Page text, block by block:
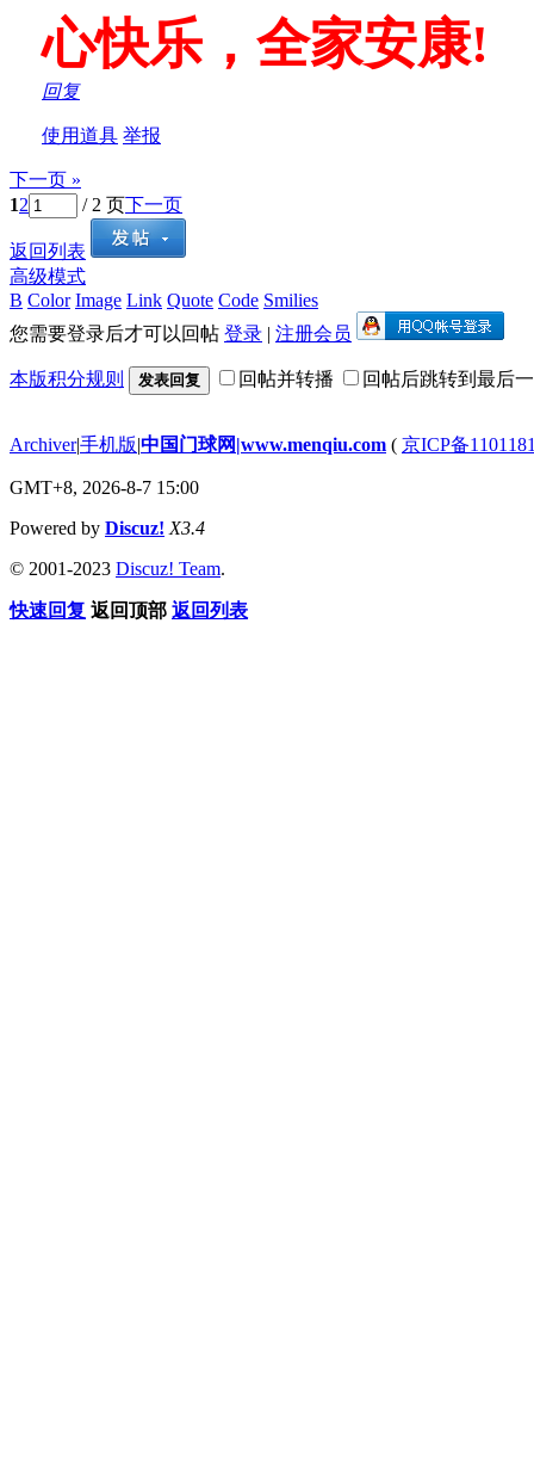
心快乐，全家安康!
回复
使用道具 举报
下一页 »
12 / 2 页下一页
返回列表
高级模式
B Color Image Link Quote Code Smilies
您需要登录后才可以回帖 登录 | 注册会员
本版积分规则 发表回复 回帖并转播 回帖后跳转到最后
Archiver|手机版|中国门球网|www.menqiu.com ( 京ICP备
GMT+8, 2026-8-7 15:00
Powered by Discuz! X3.4
© 2001-2023 Discuz! Team.
快速回复 返回顶部 返回列表